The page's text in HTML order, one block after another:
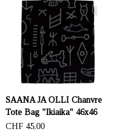
SAANA JA OLLI Chanvre
Tote Bag "Ikiaika" 46x46
cm
CHF 45,00